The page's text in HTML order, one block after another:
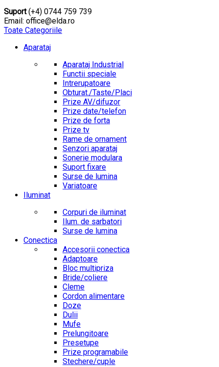
Suport(+4) 0744 759 739
Email: office@elda.ro
Toate Categoriile
Aparataj
Aparataj Industrial
Functii speciale
Intrerupatoare
Obturat./Taste/Placi
Prize AV/difuzor
Prize date/telefon
Prize de forta
Prize tv
Rame de ornament
Senzori aparataj
Sonerie modulara
Suport fixare
Surse de lumina
Variatoare
Iluminat
Corpuri de iluminat
Ilum. de sarbatori
Surse de lumina
Conectica
Accesorii conectica
Adaptoare
Bloc multipriza
Bride/coliere
Cleme
Cordon alimentare
Doze
Dulii
Mufe
Prelungitoare
Presetupe
Prize programabile
Stechere/cuple